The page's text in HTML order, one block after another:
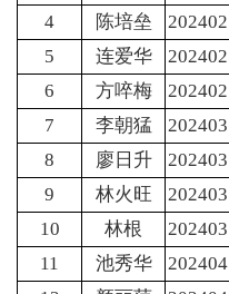
4
陈培垒 202402
5
连爱华 202402
6
方啐梅 202402
7
李朝猛 202403
8
廖日升 202403
9
林火旺 202403
10
林根 202403
11
池秀华 202404